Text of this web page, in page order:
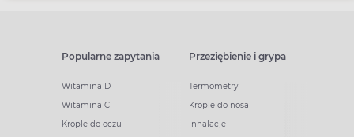
Popularne zapytania
Witamina D
Witamina C
Krople do oczu
Przeziębienie i grypa
Termometry
Krople do nosa
Inhalacje